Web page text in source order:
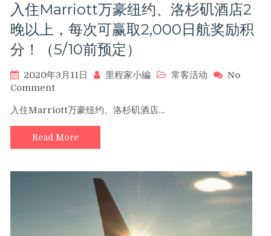
KANAZAWA
入住Marriott万豪纽约、洛杉矶酒店2
晚以上，每次可赢取2,000日航奖励积
分！（5/10前预定）
2020年3月11日 里程家小編 常客活动
No
Commenton
住
Marriott
万
豪
入住Marriott万豪纽约、洛杉矶酒店…
Read More